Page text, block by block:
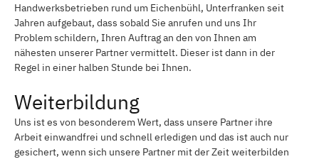
Handwerksbetrieben rund um Eichenbühl, Unterfranken seit
Jahren aufgebaut, dass sobald Sie anrufen und uns Ihr
Problem schildern, Ihren Auftrag an den von Ihnen am
nähesten unserer Partner vermittelt. Dieser ist dann in der
Regel in einer halben Stunde bei Ihnen.
Weiterbildung
Uns ist es von besonderem Wert, dass unsere Partner ihre
Arbeit einwandfrei und schnell erledigen und das ist auch nur
gesichert, wenn sich unsere Partner mit der Zeit weiterbilden